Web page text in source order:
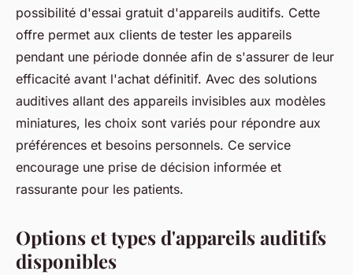
possibilité d'essai gratuit d'appareils auditifs. Cette
offre permet aux clients de tester les appareils
pendant une période donnée afin de s'assurer de leur
efficacité avant l'achat définitif. Avec des solutions
auditives allant des appareils invisibles aux modèles
miniatures, les choix sont variés pour répondre aux
préférences et besoins personnels. Ce service
encourage une prise de décision informée et
rassurante pour les patients.
Options et types d'appareils auditifs
disponibles